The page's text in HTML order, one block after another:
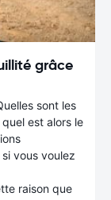
grâce
sont les
est alors le
vous voulez
raison que